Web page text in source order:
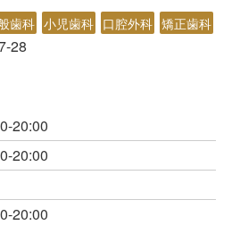
歯科 小児歯科 口腔外科 矯正歯科
28
20:00
20:00
20:00